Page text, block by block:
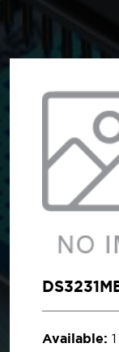
Available: 1